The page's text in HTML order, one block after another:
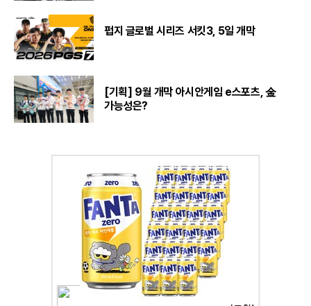
펍지 글로벌 시리즈 서킷3, 5일 개막
[기획] 9월 개막 아시안게임 e스포츠, 金
가능성은?